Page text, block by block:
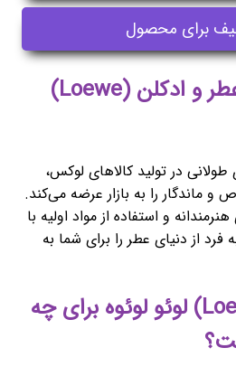
برای محصول
بررسی تخصصی عطر و ادکلن (Loewe)
طولانی در تولید کالاهای لوکس،
ماندگار را به بازار عرضه می‌کند.
و استفاده از مواد اولیه با
از دنیای عطر را برای شما به
عطر و ادکلن (Loewe) لوئو لوئوه برای چه